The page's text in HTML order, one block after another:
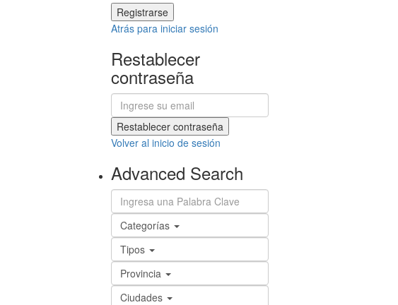
Registrarse
Atrás para iniciar sesión
Restablecer
contraseña
Restablecer contraseña
Volver al inicio de sesión
Advanced Search
Categorías
Tipos
Provincia
Ciudades